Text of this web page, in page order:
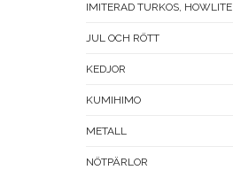
IMITERAD TURKOS, HOWLITE
JUL OCH RÖTT
KEDJOR
KUMIHIMO
METALL
NÖTPÄRLOR